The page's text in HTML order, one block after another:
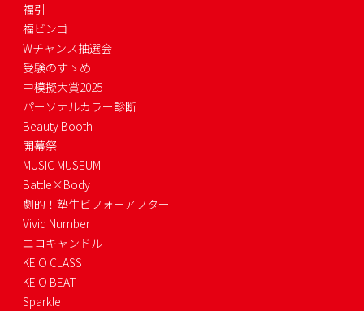
福引
福ビンゴ
Wチャンス抽選会
受験のすゝめ
中模擬大賞2025
パーソナルカラー診断
Beauty Booth
開幕祭
MUSIC MUSEUM
Battle×Body
劇的！塾生ビフォーアフター
Vivid Number
エコキャンドル
KEIO CLASS
KEIO BEAT
Sparkle